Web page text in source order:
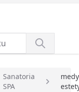
Sanatoria
SPA